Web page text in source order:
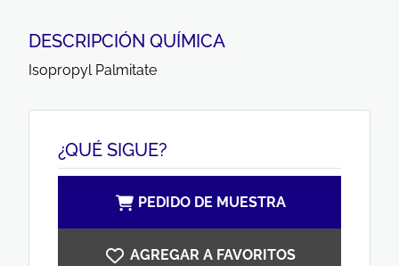
DESCRIPCIÓN QUÍMICA
Isopropyl Palmitate
¿QUÉ SIGUE?
PEDIDO DE MUESTRA
AGREGAR A FAVORITOS